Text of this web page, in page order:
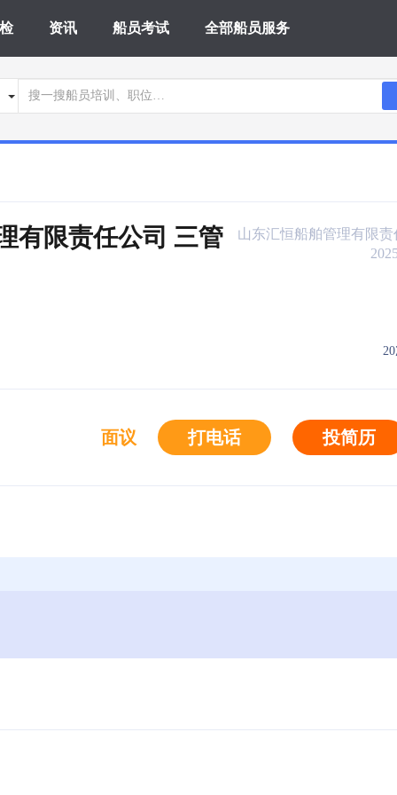
资讯 船员考试 全部船员服务
有限责任公司 三管
山东汇恒船舶管理有限责
面议 打电话 投简历